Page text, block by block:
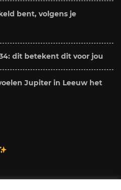
bent, volgens je
dit betekent dit voor jou
Jupiter in Leeuw het